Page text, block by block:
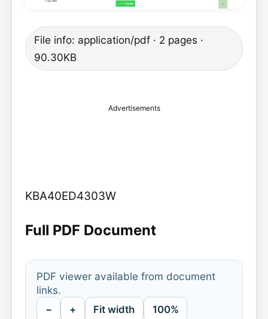
File info: application/pdf · 2 pages ·
90.30KB
Advertisements
KBA40ED4303W
Full PDF Document
PDF viewer available from document
links.
− + Fit width 100%